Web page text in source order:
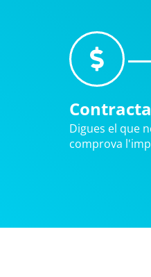
Digues el que
comprova